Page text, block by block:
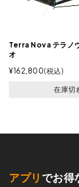
Terra Nova テラノ
オ
¥162,800 税込
在庫切
アプリ でお得